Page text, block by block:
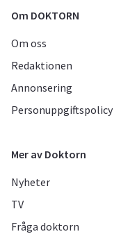
Om DOKTORN
Om oss
Redaktionen
Annonsering
Personuppgiftspolicy
Mer av Doktorn
Nyheter
TV
Fråga doktorn